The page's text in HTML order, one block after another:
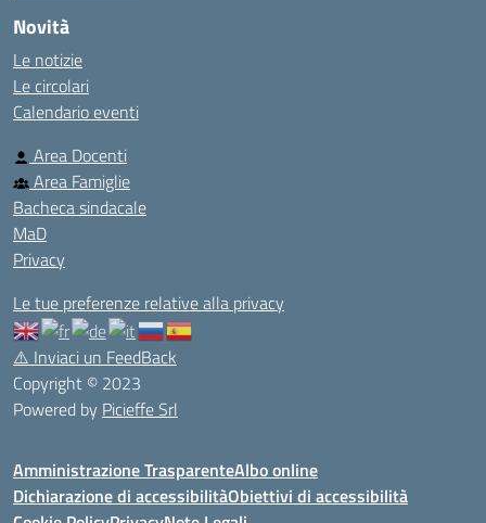
Novità
Le notizie
Le circolari
Calendario eventi
Area Docenti
Area Famiglie
Bacheca sindacale
MaD
Privacy
Le tue preferenze relative alla privacy
⚠️ Inviaci un FeedBack
Copyright © 2023
Powered by Picieffe Srl
Amministrazione TrasparenteAlbo online
Dichiarazione di accessibilitàObiettivi di accessibilità